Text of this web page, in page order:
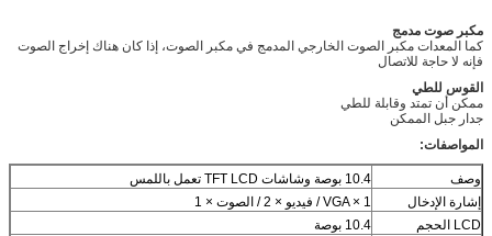
مكبر صوت مدمج
كما المعدات مكبر الصوت الخارجي المدمج في مكبر الصوت، إذا كان هناك إخراج الصوت
فإنه لا حاجة للاتصال
القوس للطي
ممكن أن تمتد وقابلة للطي
جدار جبل الممكن
المواصفات:
وصف
10.4 بوصة وشاشات TFT LCD تعمل باللمس
إشارة الإدخال
VGA × 1 / فيديو × 2 / الصوت × 1
LCD الحجم
10.4 بوصة